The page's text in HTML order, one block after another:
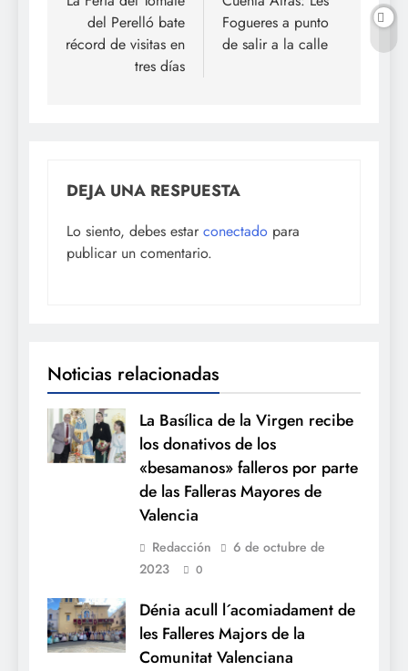
entradas
del Perelló bate
récord de visitas en
tres días
Fogueres a punto
de salir a la calle
DEJA UNA RESPUESTA
Lo siento, debes estar conectado para
publicar un comentario.
Noticias relacionadas
La Basílica de la Virgen recibe
los donativos de los
«besamanos» falleros por parte
de las Falleras Mayores de
Valencia
Redacción
6 de octubre de
2023
0
Dénia acull l´acomiadament de
les Falleres Majors de la
Comunitat Valenciana